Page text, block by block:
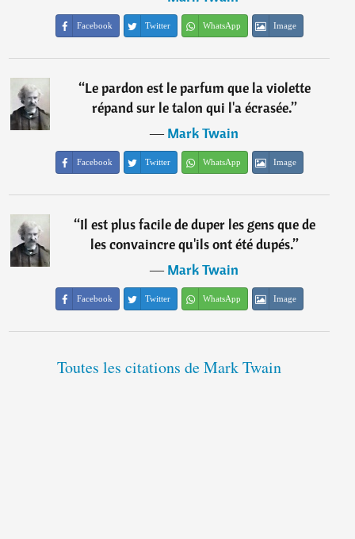
Facebook Twitter WhatsApp Image
“Le pardon est le parfum que la violette
répand sur le talon qui l'a écrasée.”
―Mark Twain
Facebook Twitter WhatsApp Image
“Il est plus facile de duper les gens que de
les convaincre qu'ils ont été dupés.”
―Mark Twain
Facebook Twitter WhatsApp Image
Toutes les citations de Mark Twain